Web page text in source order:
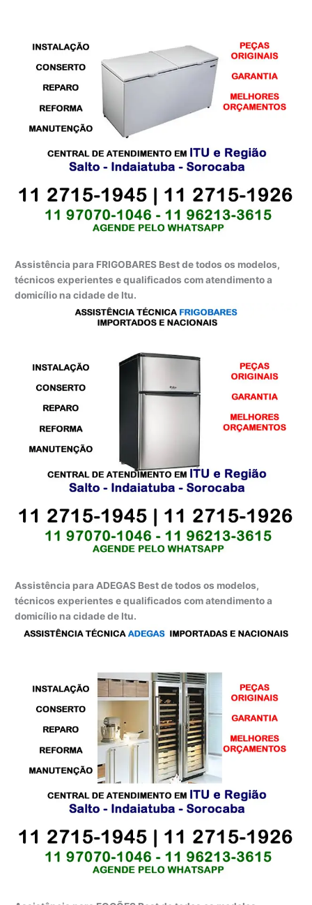
Assistência para FRIGOBARES Best de todos os modelos,
técnicos experientes e qualificados com atendimento a
domicílio na cidade de Itu.
Assistência para ADEGAS Best de todos os modelos,
técnicos experientes e qualificados com atendimento a
domicílio na cidade de Itu.